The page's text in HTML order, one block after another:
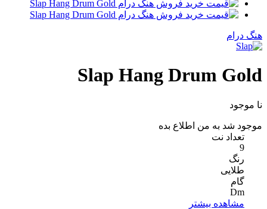
هنگ درام
Slap Hang Drum Gold
نا موجود
موجود شد به من اطلاع بده
تعداد نت
9
رنگ
طلایی
گام
Dm
مشاهده بیشتر